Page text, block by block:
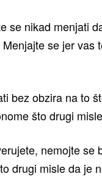
se nikad menjati
se jer
bez obzira na to
što drugi
nemojte se
drugi misle da je